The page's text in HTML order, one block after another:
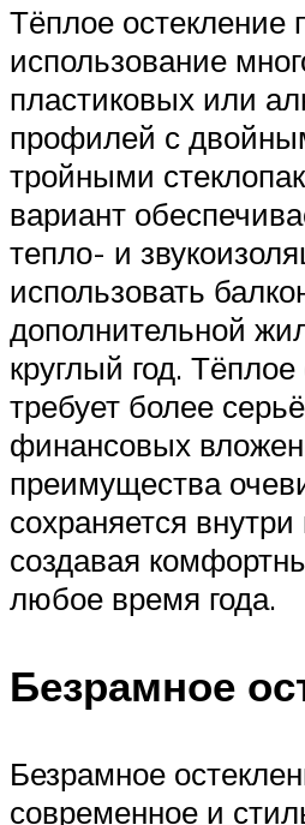
Тёплое остекление
использование
пластиковых или
профилей с
тройными
вариант
тепло- и
использовать
дополнительной
круглый год.
требует более
финансовых
преимущества
сохраняется
создавая
любое время года.
Безрамное
Безрамное
современное и